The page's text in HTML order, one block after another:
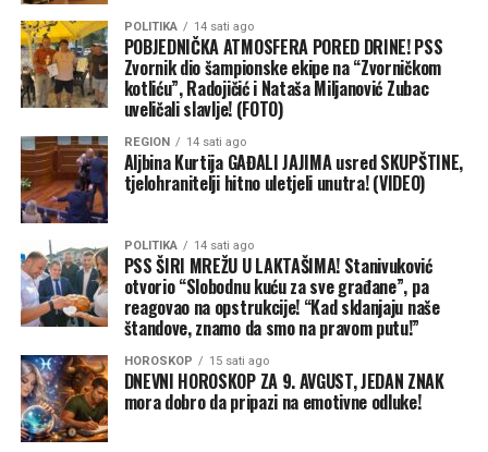
(BN) Foto: BNPOLITIKA 14 sati ago
POBJEDNIČKA ATMOSFERA PORED DRINE! PSS
Zvornik dio šampionske ekipe na “Zvorničkom
kotliću”, Radojičić i Nataša Miljanović Zubac
uveličali slavlje! (FOTO)
REGION 14 sati ago
Aljbina Kurtija GAĐALI JAJIMA usred SKUPŠTINE,
tjelohranitelji hitno uletjeli unutra! (VIDEO)
POLITIKA 14 sati ago
PSS ŠIRI MREŽU U LAKTAŠIMA! Stanivuković
otvorio “Slobodnu kuću za sve građane”, pa
reagovao na opstrukcije! “Kad sklanjaju naše
štandove, znamo da smo na pravom putu!”
HOROSKOP 15 sati ago
DNEVNI HOROSKOP ZA 9. AVGUST, JEDAN ZNAK
mora dobro da pripazi na emotivne odluke!